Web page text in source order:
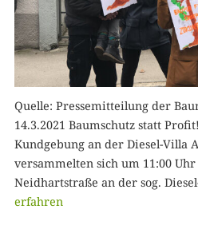
Quelle: Pressemitteilung der
14.3.2021 Baumschutz statt
Kundgebung an der Diesel-Villa
versammelten sich um 11:00
Neidhartstraße an der sog.
erfahren